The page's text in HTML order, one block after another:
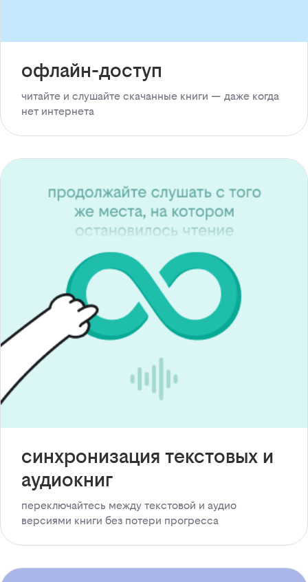
офлайн-доступ
читайте и слушайте скачанные книги — даже когда
нет интернета
синхронизация текстовых и
аудиокниг
переключайтесь между текстовой и аудио
версиями книги без потери прогресса